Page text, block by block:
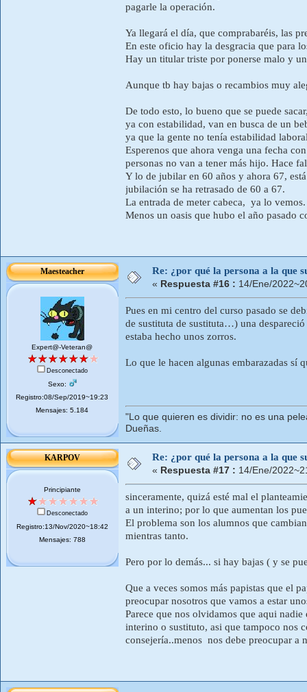
pagarle la operación.
Ya llegará el día, que comprabaréis, las
En este oficio hay la desgracia que para
Hay un titular triste por ponerse malo y
Aunque tb hay bajas o recambios muy
De todo esto, lo bueno que se puede
ya con estabilidad, van en busca de un
ya que la gente no tenía estabilidad
Esperenos que ahora venga una fecha
personas no van a tener más hijo. Hace
Y lo de jubilar en 60 años y ahora 67,
jubilación se ha retrasado de 60 a 67.
La entrada de meter cabeca, ya lo
Menos un oasis que hubo el año pasado
Maesteacher
Expert@-Veteran@
Desconectado
Sexo:
Registro:08/Sep/2019~19:23
Mensajes: 5.184
Re: ¿por qué la persona a la que
« Respuesta #16 : 14/Ene/
Pues en mi centro del curso pasado se
de sustituta de sustituta…) una
estaba hecho unos zorros.
Lo que le hacen algunas embarazadas sí
"Lo que quieren es dividir: no es una
Dueñas.
KARPOV
Principiante
Desconectado
Registro:13/Nov/2020~18:42
Mensajes: 788
Re: ¿por qué la persona a la que
« Respuesta #17 : 14/Ene/
sinceramente, quizá esté mal el
a un interino; por lo que aumentan los
El problema son los alumnos que
mientras tanto.
Pero por lo demás... si hay bajas ( y se
Que a veces somos más papistas que el
preocupar nosotros que vamos a estar
Parece que nos olvidamos que aqui
interino o sustituto, asi que tampoco nos
consejería..menos nos debe preocupar a